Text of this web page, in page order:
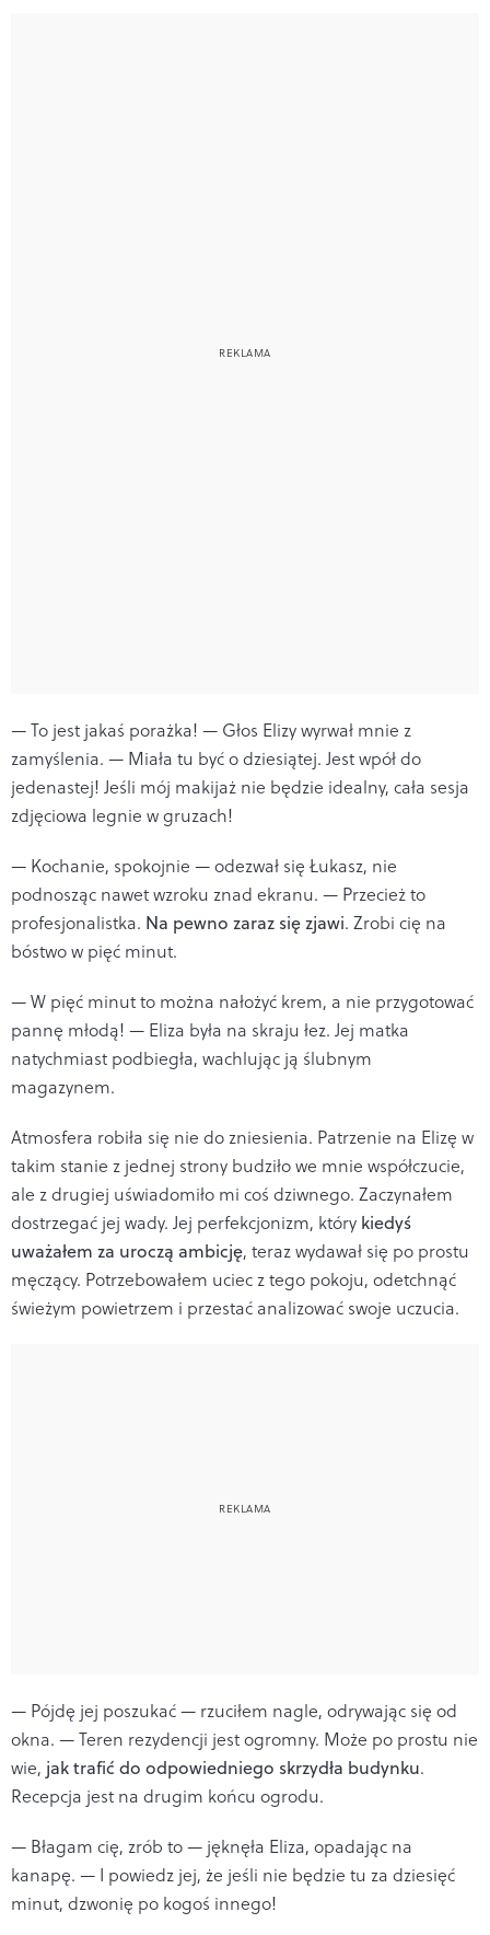
— To jest jakaś porażka! — Głos Elizy wyrwał mnie z
zamyślenia. — Miała tu być o dziesiątej. Jest wpół do
jedenastej! Jeśli mój makijaż nie będzie idealny, cała sesja
zdjęciowa legnie w gruzach!
— Kochanie, spokojnie — odezwał się Łukasz, nie
podnosząc nawet wzroku znad ekranu. — Przecież to
profesjonalistka. Na pewno zaraz się zjawi. Zrobi cię na
bóstwo w pięć minut.
— W pięć minut to można nałożyć krem, a nie przygotować
pannę młodą! — Eliza była na skraju łez. Jej matka
natychmiast podbiegła, wachlując ją ślubnym
magazynem.
Atmosfera robiła się nie do zniesienia. Patrzenie na Elizę w
takim stanie z jednej strony budziło we mnie współczucie,
ale z drugiej uświadomiło mi coś dziwnego. Zaczynałem
dostrzegać jej wady. Jej perfekcjonizm, który kiedyś
uważałem za uroczą ambicję, teraz wydawał się po prostu
męczący. Potrzebowałem uciec z tego pokoju, odetchnąć
świeżym powietrzem i przestać analizować swoje uczucia.
— Pójdę jej poszukać — rzuciłem nagle, odrywając się od
okna. — Teren rezydencji jest ogromny. Może po prostu nie
wie, jak trafić do odpowiedniego skrzydła budynku.
Recepcja jest na drugim końcu ogrodu.
— Błagam cię, zrób to — jęknęła Eliza, opadając na
kanapę. — I powiedz jej, że jeśli nie będzie tu za dziesięć
minut, dzwonię po kogoś innego!